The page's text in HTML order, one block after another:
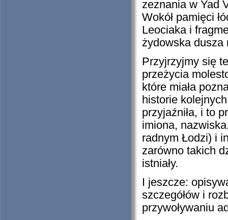
zeznania w Yad
Wokół pamięci
Leociaka i
żydowska dusza
Przyjrzyjmy się
przeżycia
które miała
historie
przyjaźniła, i to
imiona,
radnym Łodzi) i
zarówno takich
istniały.
I jeszcze:
szczegółów i
przywoływaniu